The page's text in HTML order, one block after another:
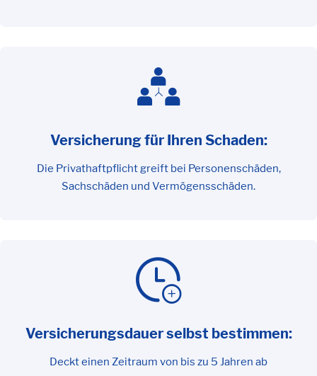
Versicherung für Ihren Schaden:
Die Privathaftpflicht greift bei Personenschäden,
Sachschäden und Vermögensschäden.
Versicherungsdauer selbst bestimmen:
Deckt einen Zeitraum von bis zu 5 Jahren ab